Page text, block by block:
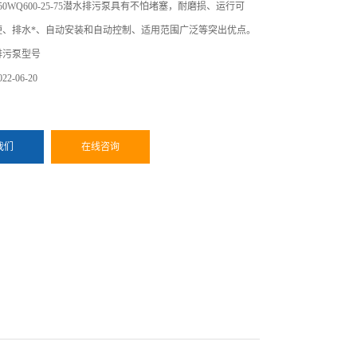
25-75潜水排污泵具有不怕堵塞，耐磨损、运行可
排水*、自动安装和自动控制、适用范围广泛等突出优点。
泵型号
06-20
在线咨询